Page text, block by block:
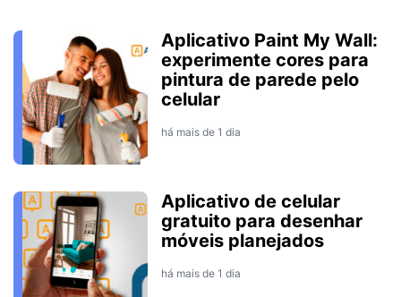
Aplicativo Paint My Wall:
experimente cores para
pintura de parede pelo
celular
há mais de 1 dia
Aplicativo de celular
gratuito para desenhar
móveis planejados
há mais de 1 dia